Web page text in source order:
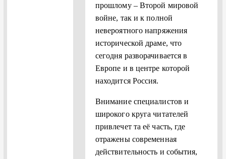
прошлому – Второй мировой
войне, так и к полной
невероятного напряжения
исторической драме, что
сегодня разворачивается в
Европе и в центре которой
находится Россия.
Внимание специалистов и
широкого круга читателей
привлечет та её часть, где
отражены современная
действительность и события,